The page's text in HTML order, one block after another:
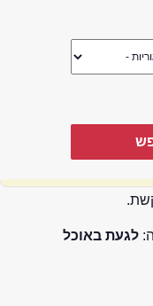
לגעת באוכל